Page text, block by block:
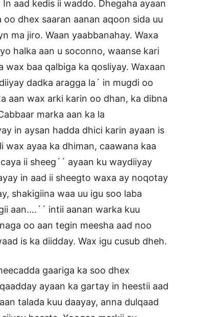
aad kedis ii waddo. Dhegaha ayaan
dhex saaran aanan aqoon sida uu
ma jiro. Waan yaabbanahay. Waxa
halka aan u soconno, waanse kari
wax baa qalbiga ka qosliyay. Waxaan
dadka aragga la´ in mugdi oo
aan wax arki karin oo dhan, ka dibna
marka aan ka la
in aysan hadda dhici karin ayaan is
wax ayaa ka dhiman, caawana kaa
ii sheeg´´ ayaan ku waydiiyay
in aad ii sheegto waxa ay noqotay
shakigiina waa uu igu soo laba
aan….´´ intii aanan warka kuu
oo aan tegin meesha aad noo
is ka diidday. Wax igu cusub dheh.
gaariga ka soo dhex
ayaan ka gartay in heestii aad
talada kuu daayay, anna dulqaad